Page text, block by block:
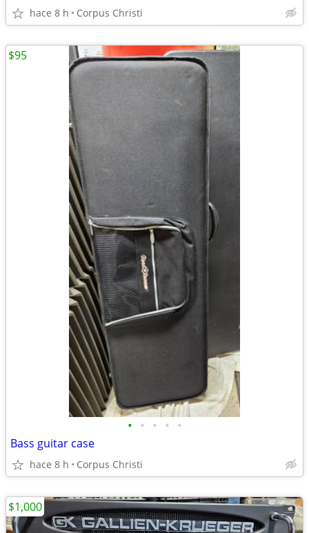
hace 8 h Corpus Christi
• • • • •
Bass guitar case
hace 8 h Corpus Christi
$95
$1,000